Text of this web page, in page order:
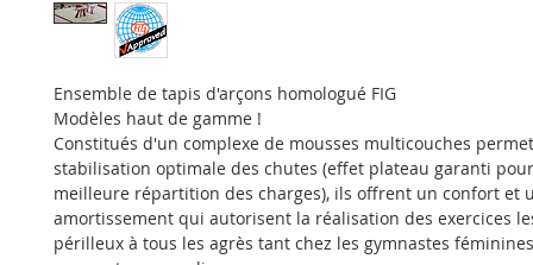
Ensemble de tapis d'arçons homologué FIG
Modèles haut de gamme !
Constitués d'un complexe de mousses multicouches
stabilisation optimale des chutes (effet plateau garanti
meilleure répartition des charges), ils offrent un confort et
amortissement qui autorisent la réalisation des exercices
périlleux à tous les agrès tant chez les gymnastes